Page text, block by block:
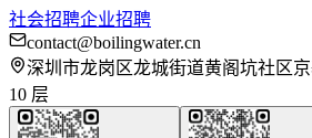
社会招聘企业招聘
contact@boilingwater.cn
深圳市龙岗区龙城街道黄阁坑社区
10 层